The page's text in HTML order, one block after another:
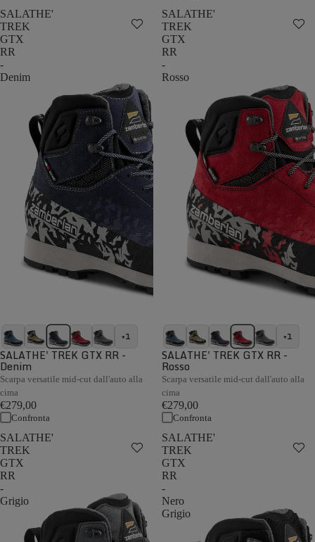
SALATHE'
TREK
GTX
RR
-
Denim
+1
SALATHE' TREK GTX RR -
Denim
Scarpa versatile mid-cut dall'auto alla
cima
€279,00
Confronta
SALATHE'
TREK
GTX
RR
-
Rosso
+1
SALATHE' TREK GTX RR -
Rosso
Scarpa versatile mid-cut dall'auto alla
cima
€279,00
Confronta
SALATHE'
TREK
GTX
RR
-
Grigio
SALATHE'
TREK
GTX
RR
-
Nero
Grigio